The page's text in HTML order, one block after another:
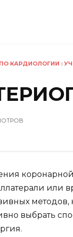
КАРДИОЛОГИИ :
коронарной
или
методов,
выбрать